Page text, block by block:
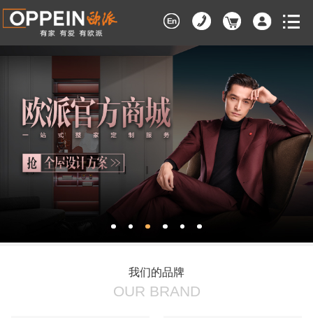
我们的品牌
OUR BRAND